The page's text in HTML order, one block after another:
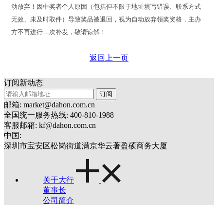
动放弃！因中奖者个人原因（包括但不限于地址填写错误、联系方式
无效、未及时取件）导致奖品被退回，视为自动放弃领奖资格，主办
方不再进行二次补发，敬请谅解！
返回上一页
订阅新动态
订阅
邮箱: market@dahon.com.cn
全国统一服务热线: 400-810-1988
客服邮箱: kf@dahon.com.cn
中国:
深圳市宝安区松岗街道满京华云著盈硕商务大厦
关于大行
董事长
公司简介